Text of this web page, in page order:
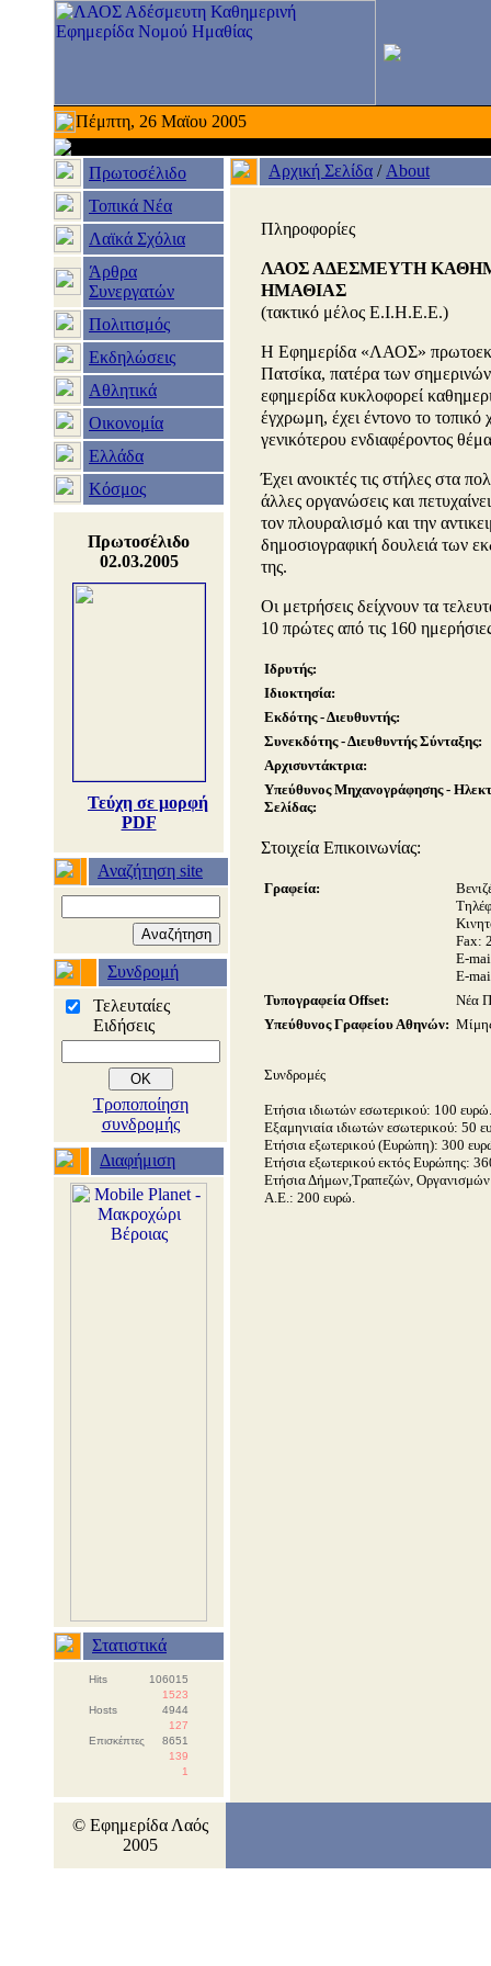
Πέμπτη, 26 Μαϊου 2005
Πρωτοσέλιδο
Τοπικά Νέα
Λαϊκά Σχόλια
Άρθρα
Συνεργατών
Πολιτισμός
Εκδηλώσεις
Αθλητικά
Οικονομία
Ελλάδα
Κόσμος
Πρωτοσέλιδο
02.03.2005
Τεύχη σε μορφή
PDF
Αναζήτηση site
Συνδρομή
Τελευταίες
Ειδήσεις
Τροποποίηση
συνδρομής
Διαφήμιση
Στατιστικά
Hits
106015
1523
Hosts
4944
127
Επισκέπτες
8651
139
1
Αρχική Σελίδα / About
Πληροφορίες
ΛΑΟΣ ΑΔΕΣΜΕΥΤΗ
ΗΜΑΘΙΑΣ
(τακτικό μέλος Ε.Ι.Η.Ε.Ε.)
Η Εφημερίδα «ΛΑΟΣ»
Πατσίκα, πατέρα των
εφημερίδα κυκλοφορεί
έγχρωμη, έχει έντονο το
γενικότερου ενδιαφέροντος
Έχει ανοικτές τις στήλες στα
άλλες οργανώσεις και
τον πλουραλισμό και την
δημοσιογραφική δουλειά των
της.
Οι μετρήσεις δείχνουν τα
10 πρώτες από τις 160
Ιδρυτής:
Ιδιοκτησία:
Εκδότης - Διευθυντής:
Συνεκδότης - Διευθυντής Σύνταξης:
Αρχισυντάκτρια:
Υπεύθυνος Μηχανογράφησης -
Σελίδας:
Στοιχεία Επικοινωνίας:
Γραφεία:
Fax:
E-
E-
Τυπογραφεία Offset:
Νέα
Υπεύθυνος Γραφείου Αθηνών:
Συνδρομές
Ετήσια ιδιωτών εσωτερικού: 100 ευρώ.
Εξαμηνιαία ιδιωτών εσωτερικού: 50
Ετήσια εξωτερικού (Ευρώπη): 300
Ετήσια εξωτερικού εκτός Ευρώπης:
Ετήσια Δήμων,Τραπεζών,
Α.Ε.: 200 ευρώ.
© Εφημερίδα Λαός
2005